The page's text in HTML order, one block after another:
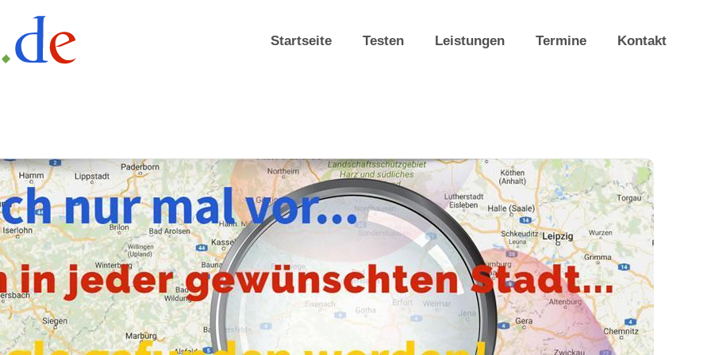
Startseite Testen Leistungen Termine Kontakt